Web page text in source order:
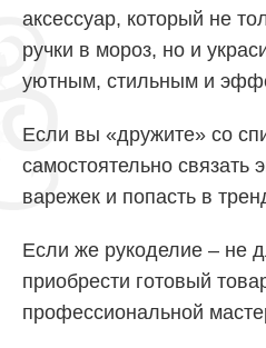
аксессуар, который не
ручки в мороз, но и
уютным, стильным и
Если вы «дружите» со
самостоятельно связать
варежек и попасть в
Если же рукоделие – не
приобрести готовый
профессиональной